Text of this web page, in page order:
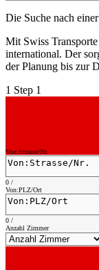
Die Suche nach
Mit Swiss
international. Der
der Planung bis zur
1 Step 1
Von:Strasse/Nr.
0 /
Von:PLZ/Ort
0 /
Anzahl Zimmer